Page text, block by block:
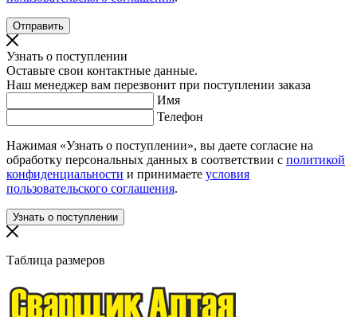
Узнать о поступлении
Оставьте свои контактные данные.
Наш менеджер вам перезвонит при поступлении заказа
Имя
Телефон
Нажимая «Узнать о поступлении», вы даете согласие на
обработку персональных данных в соответствии с политикой
конфиденциальности и принимаете условия
пользовательского соглашения.
Таблица размеров